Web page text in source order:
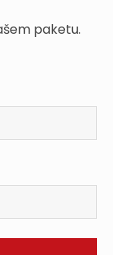
paketu.